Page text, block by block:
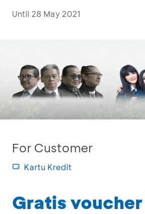
Until 28 May 2021
For Customer
Kartu Kredit
Gratis